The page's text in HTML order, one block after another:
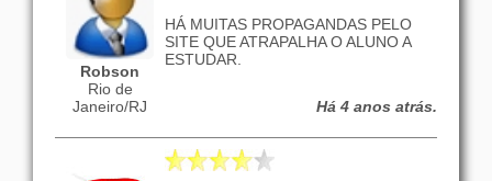
Robson
Rio de
Janeiro/RJ
HÁ MUITAS PROPAGANDAS PELO
SITE QUE ATRAPALHA O ALUNO A
ESTUDAR.
Há 4 anos atrás.